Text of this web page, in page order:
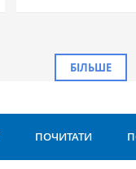
БІЛЬШЕ
ПОЧИТАТИ